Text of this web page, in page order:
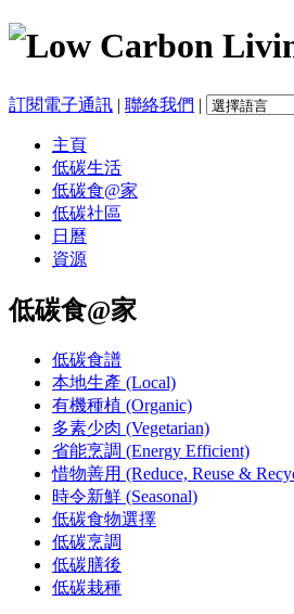
訂閱電子通訊 | 聯絡我們 |
主頁
低碳生活
低碳食@家
低碳社區
日曆
資源
低碳食@家
低碳食譜
本地生產 (Local)
有機種植 (Organic)
多素少肉 (Vegetarian)
省能烹調 (Energy Efficient)
惜物善用 (Reduce, Reuse &
時令新鮮 (Seasonal)
低碳食物選擇
低碳烹調
低碳膳後
低碳栽種